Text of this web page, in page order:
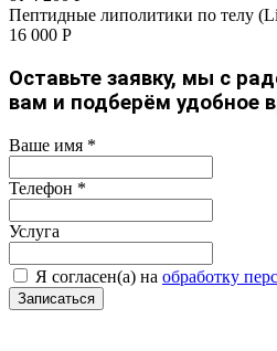
Пептидные липолитики по телу
16 000 Р
Оставьте заявку, мы с
вам и подберём удобное
Ваше имя *
Телефон *
Услуга
Я согласен(а) на обработку